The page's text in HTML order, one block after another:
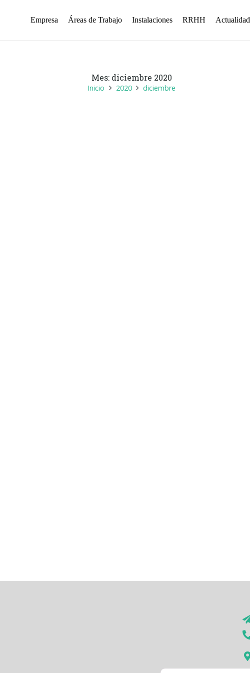
Empresa Áreas de Trabajo Instalaciones RRHH Actualidad
Mes: diciembre 2020
Inicio 2020 diciembre